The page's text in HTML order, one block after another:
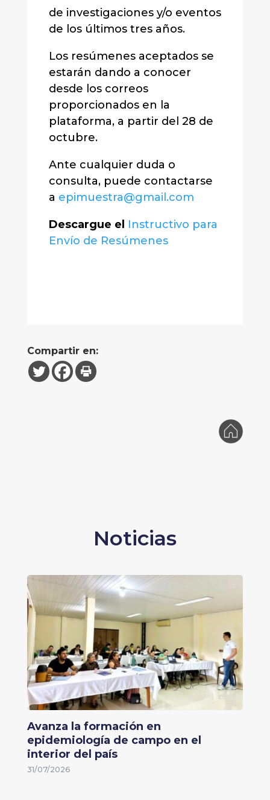
de investigaciones y/o eventos
de los últimos tres años.
Los resúmenes aceptados se
estarán dando a conocer
desde los correos
proporcionados en la
plataforma, a partir del 28 de
octubre.
Ante cualquier duda o
consulta, puede contactarse
a epimuestra@gmail.com
Descargue el Instructivo para
Envío de Resúmenes
Compartir en:
Noticias
Avanza la formación en
epidemiología de campo en el
interior del país
31/07/2026